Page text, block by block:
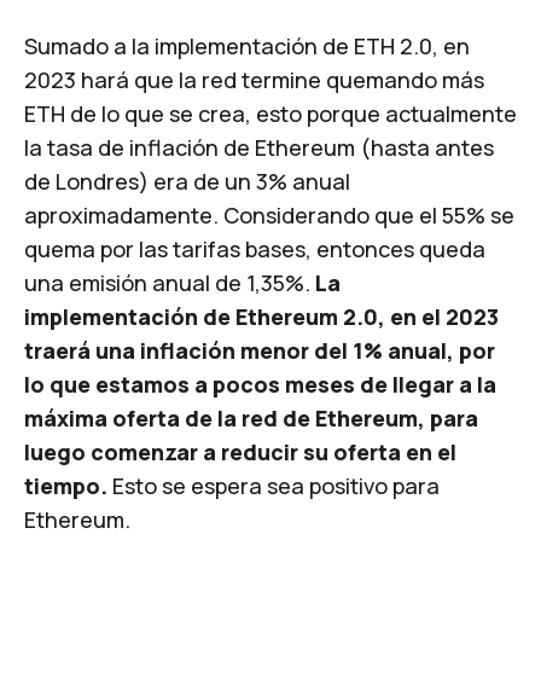
Sumado a la implementación de ETH 2.0, en
2023 hará que la red termine quemando más
ETH de lo que se crea, esto porque actualmente
la tasa de inflación de Ethereum (hasta antes
de Londres) era de un 3% anual
aproximadamente. Considerando que el 55% se
quema por las tarifas bases, entonces queda
una emisión anual de 1,35%. La
implementación de Ethereum 2.0, en el 2023
traerá una inflación menor del 1% anual, por
lo que estamos a pocos meses de llegar a la
máxima oferta de la red de Ethereum, para
luego comenzar a reducir su oferta en el
tiempo. Esto se espera sea positivo para
Ethereum.